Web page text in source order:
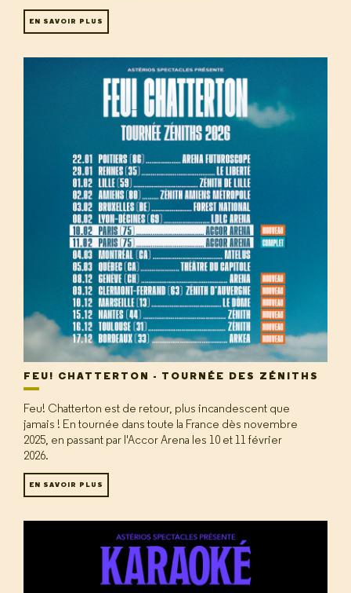
EN SAVOIR PLUS
FEU! CHATTERTON - TOURNÉE DES ZÉNITHS
Feu! Chatterton est de retour, plus incandescent que
jamais ! En tournée dans toute la France dès novembre
2025, en passant par l'Accor Arena les 10 et 11 février
2026.
EN SAVOIR PLUS